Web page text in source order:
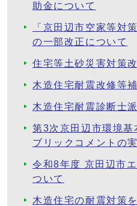
助金について
「京田辺市空家等対
の一部改正について
住宅等土砂災害対策
木造住宅耐震改修等
木造住宅耐震診断士
第3次京田辺市環境
ブリックコメントの
令和8年度 京田辺市
ついて
木造住宅の耐震対策